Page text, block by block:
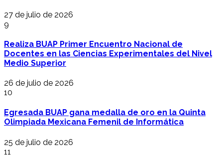
27 de julio de 2026
9
Realiza BUAP Primer Encuentro Nacional de
Docentes en las Ciencias Experimentales del Nivel
Medio Superior
26 de julio de 2026
10
Egresada BUAP gana medalla de oro en la Quinta
Olimpiada Mexicana Femenil de Informática
25 de julio de 2026
11